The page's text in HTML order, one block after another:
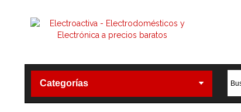
Categorías